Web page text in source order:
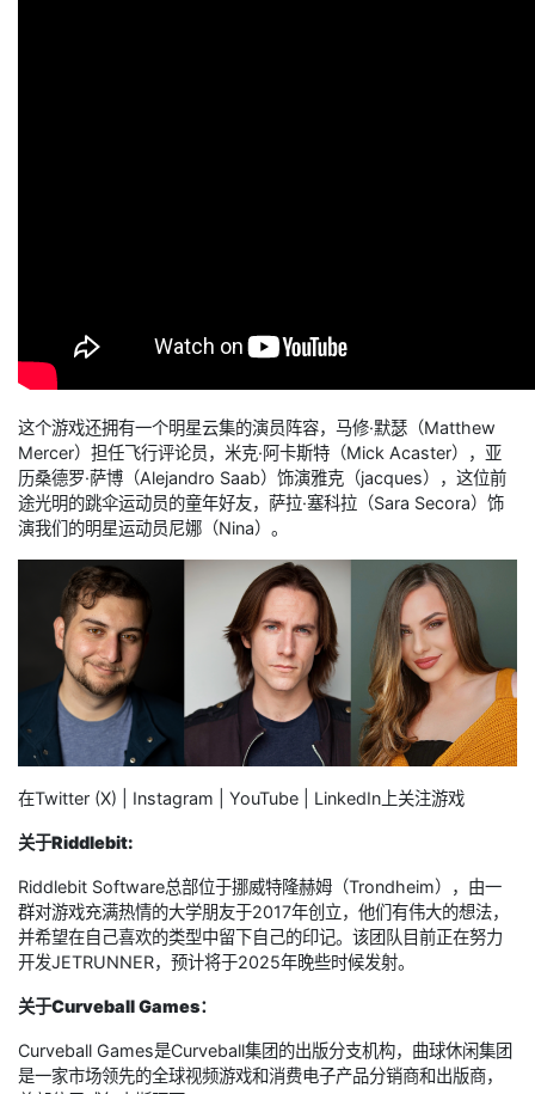
这个游戏还拥有一个明星云集的演员阵容，马修·默瑟（Matthew
Mercer）担任飞行评论员，米克·阿卡斯特（Mick Acaster），亚
历桑德罗·萨博（Alejandro Saab）饰演雅克（jacques），这位前
途光明的跳伞运动员的童年好友，萨拉·塞科拉（Sara Secora）饰
演我们的明星运动员尼娜（Nina）。
在Twitter (X) | Instagram | YouTube | LinkedIn上关注游戏
关于Riddlebit:
Riddlebit Software总部位于挪威特隆赫姆（Trondheim），由一
群对游戏充满热情的大学朋友于2017年创立，他们有伟大的想法，
并希望在自己喜欢的类型中留下自己的印记。该团队目前正在努力
开发JETRUNNER，预计将于2025年晚些时候发射。
关于Curveball Games：
Curveball Games是Curveball集团的出版分支机构，曲球休闲集团
是一家市场领先的全球视频游戏和消费电子产品分销商和出版商，